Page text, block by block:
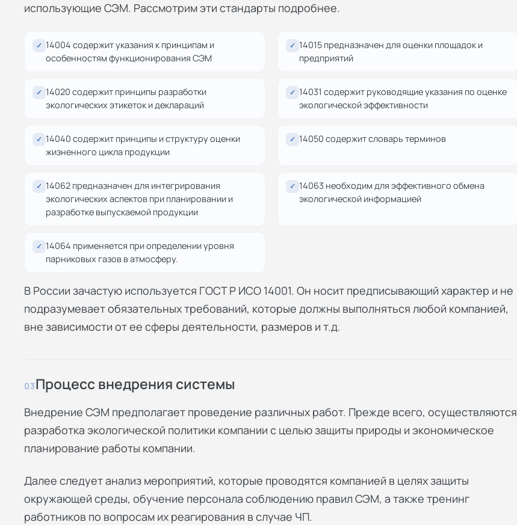
использующие СЭМ. Рассмотрим эти стандарты подробнее.
✓ 14004 содержит указания к принципам и
особенностям функционирования СЭМ
✓ 14015 предназначен для оценки площадок и
предприятий
✓ 14020 содержит принципы разработки
экологических этикеток и деклараций
✓ 14031 содержит руководящие указания по оценке
экологической эффективности
✓ 14040 содержит принципы и структуру оценки
жизненного цикла продукции
✓ 14050 содержит словарь терминов
✓ 14062 предназначен для интегрирования
экологических аспектов при планировании и
разработке выпускаемой продукции
✓ 14063 необходим для эффективного обмена
экологической информацией
✓ 14064 применяется при определении уровня
парниковых газов в атмосферу.
В России зачастую используется ГОСТ Р ИСО 14001. Он носит предписывающий характер и не
подразумевает обязательных требований, которые должны выполняться любой компанией,
вне зависимости от ее сферы деятельности, размеров и т.д.
03Процесс внедрения системы
Внедрение СЭМ предполагает проведение различных работ. Прежде всего, осуществляются
разработка экологической политики компании с целью защиты природы и экономическое
планирование работы компании.
Далее следует анализ мероприятий, которые проводятся компанией в целях защиты
окружающей среды, обучение персонала соблюдению правил СЭМ, а также тренинг
работников по вопросам их реагирования в случае ЧП.